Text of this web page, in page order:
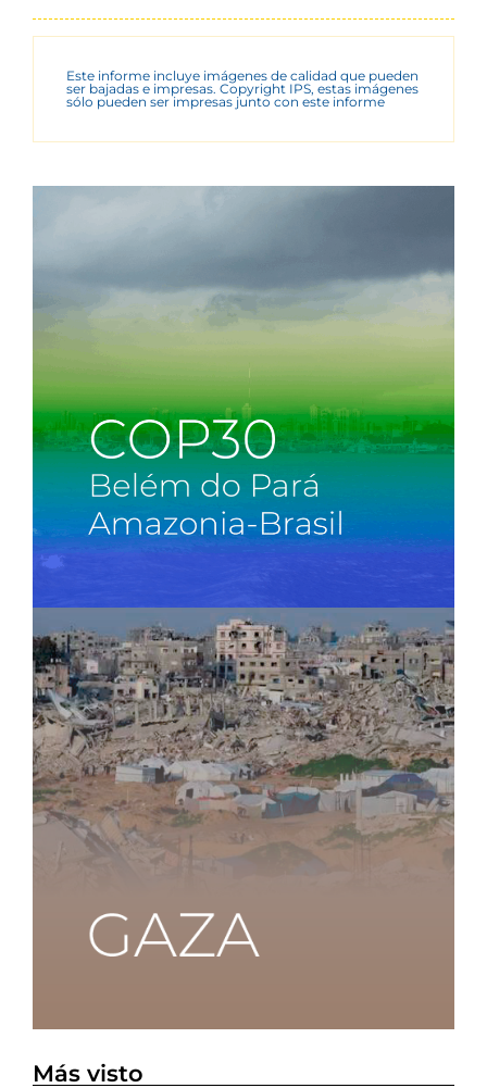
Este informe incluye imágenes de calidad que pueden
ser bajadas e impresas. Copyright IPS, estas imágenes
sólo pueden ser impresas junto con este informe
Más visto